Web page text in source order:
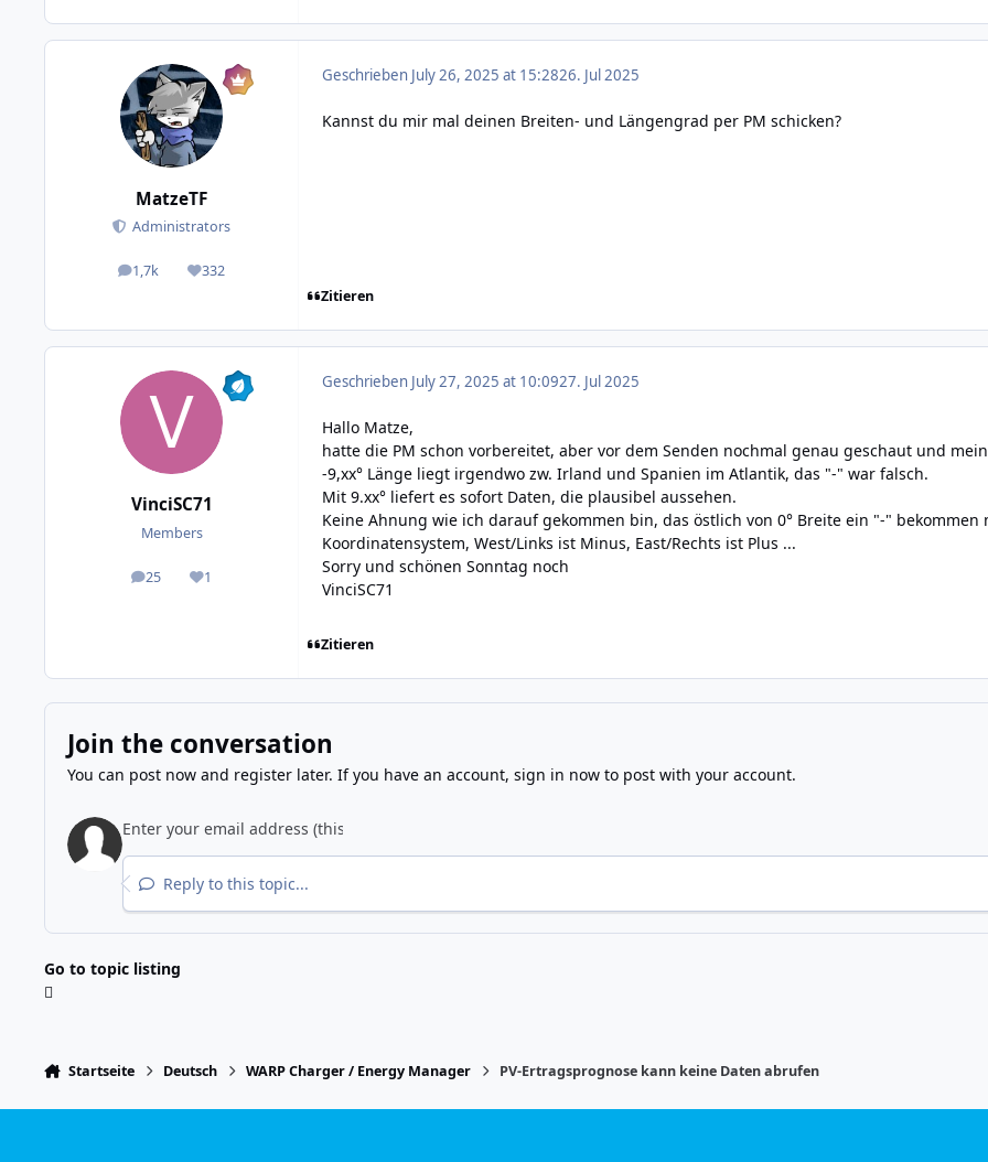
MatzeTF
Administrators
1,7k
posts 332
Reputation
Geschrieben July 26, 2025 at 15:2826. Jul 2025
Kannst du mir mal deinen Breiten- und Längengrad per PM schicken?
Zitieren
VinciSC71
Members
25
posts 1
Reputation
Geschrieben July 27, 2025 at 10:0927. Jul 2025
Hallo Matze,
hatte die PM schon vorbereitet, aber vor dem Senden nochmal genau geschaut und
-9,xx° Länge liegt irgendwo zw. Irland und Spanien im Atlantik, das "-" war falsch.
Mit 9.xx° liefert es sofort Daten, die plausibel aussehen.
Keine Ahnung wie ich darauf gekommen bin, das östlich von 0° Breite ein "-"
Koordinatensystem, West/Links ist Minus, East/Rechts ist Plus ...
Sorry und schönen Sonntag noch
VinciSC71
Zitieren
Join the conversation
You can post now and register later. If you have an account, sign in nowto post with your account.
Reply to this topic...
Go to topic listing
Startseite Deutsch WARP Charger / Energy Manager PV-Er­trags­pro­gno­se kann keine Daten abrufen